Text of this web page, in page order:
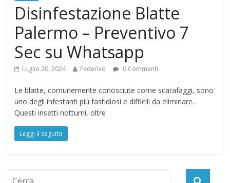
Disinfestazione Blatte
Palermo – Preventivo 7
Sec su Whatsapp
Luglio 20, 2024 Federico 0 Commenti
Le blatte, comunemente conosciute come scarafaggi, sono
uno degli infestanti più fastidiosi e difficili da eliminare.
Questi insetti notturni, oltre
Leggi il seguito